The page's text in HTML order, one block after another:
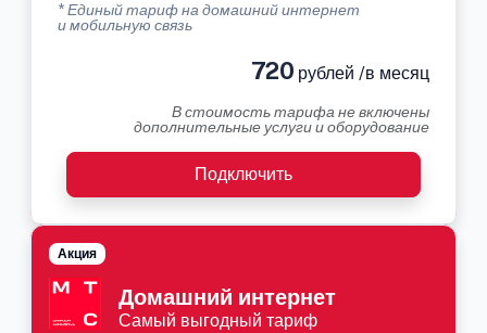
* Единый тариф на домашний интернет
и мобильную связь
720 рублей /в месяц
В стоимость тарифа не включены
дополнительные услуги и оборудование
Подключить
Домашний интернет
Самый выгодный тариф
Акция